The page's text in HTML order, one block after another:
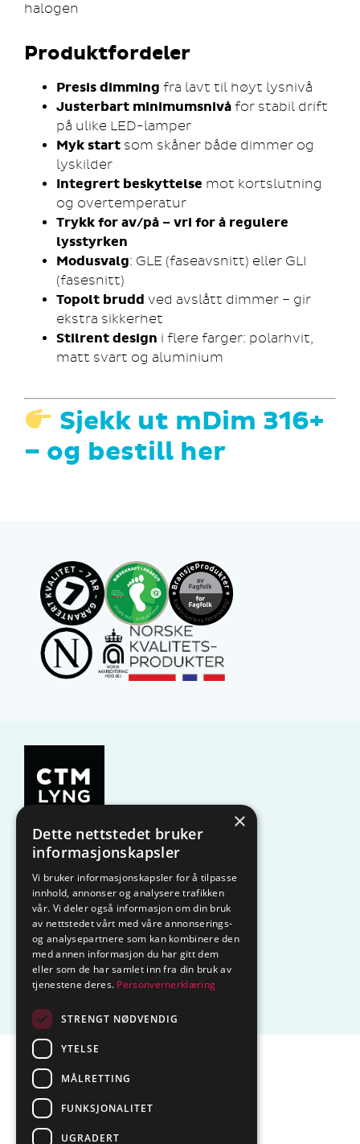
halogen
Produktfordeler
Presis dimming fra lavt til høyt lysnivå
Justerbart minimumsnivå for stabil drift
på ulike LED-lamper
Myk start som skåner både dimmer og
lyskilder
Integrert beskyttelse mot kortslutning
og overtemperatur
Trykk for av/på – vri for å regulere
lysstyrken
Modusvalg: GLE (faseavsnitt) eller GLI
(fasesnitt)
Topolt brudd ved avslått dimmer – gir
ekstra sikkerhet
Stilrent design i flere farger: polarhvit,
matt svart og aluminium
Sjekk ut mDim 316+
– og bestill her
KAMPANJE Komfyrvakt
Belysning Lysstyring
Varmestyring Vannstopp
Frostsikring Smarthus – OP
Centrol
Sentralbord tlf.
Epost:
Org.nr.: NO 936 285 244 MVA
×
Dette nettstedet bruker
informasjonskapsler
Vi bruker informasjonskapsler for å tilpasse
innhold, annonser og analysere trafikken
vår. Vi deler også informasjon om din bruk
av nettstedet vårt med våre annonserings-
og analysepartnere som kan kombinere den
med annen informasjon du har gitt dem
eller som de har samlet inn fra din bruk av
tjenestene deres. Personvernerklæring
STRENGT NØDVENDIG
YTELSE
MÅLRETTING
FUNKSJONALITET
UGRADERT